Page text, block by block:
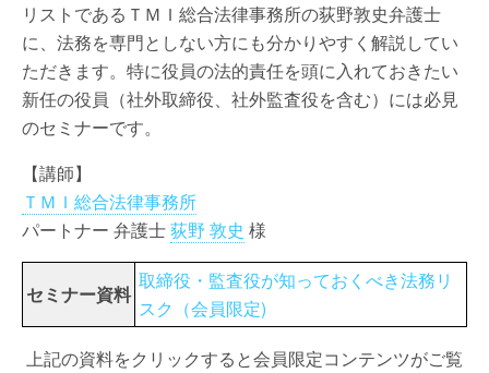
リストであるＴＭＩ総合法律事務所の荻野敦史弁護士
に、法務を専門としない方にも分かりやすく解説してい
ただきます。特に役員の法的責任を頭に入れておきたい
新任の役員（社外取締役、社外監査役を含む）には必見
のセミナーです。
【講師】
ＴＭＩ総合法律事務所
パートナー 弁護士荻野 敦史 様
セミナー資料
取締役・監査役が知っておくべき法務リ
スク（会員限定)
上記の資料をクリックすると会員限定コンテンツがご覧